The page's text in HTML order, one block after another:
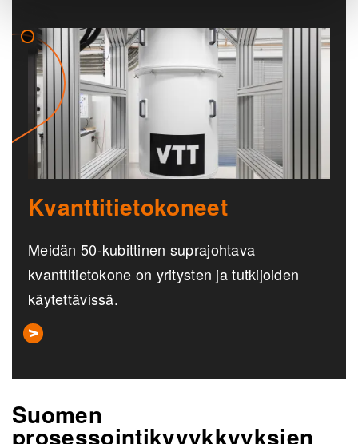
Kvanttitietokoneet
Meidän 50-kubittinen suprajohtava
kvanttitietokone on yritysten ja tutkijoiden
käytettävissä.
Suomen
prosessointikyvykkyyksien